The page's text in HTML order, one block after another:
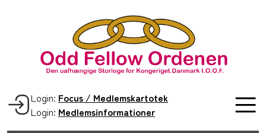
Login: Focus / Medlemskartotek
Login: Medlemsinformationer